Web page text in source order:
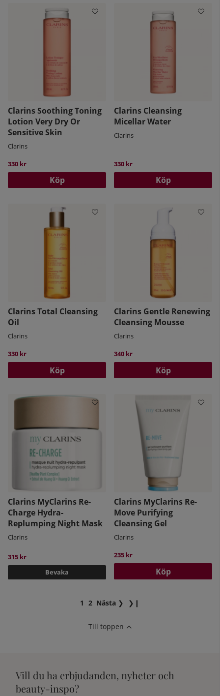
Clarins Soothing Toning
Lotion Very Dry Or
Sensitive Skin
Clarins
330 kr
Köp
Clarins Cleansing
Micellar Water
Clarins
330 kr
Köp
Clarins Total Cleansing
Oil
Clarins
330 kr
Köp
Clarins Gentle Renewing
Cleansing Mousse
Clarins
340 kr
Köp
Clarins MyClarins Re-
Charge Hydra-
Replumping Night Mask
Clarins
315 kr
Bevaka
Clarins MyClarins Re-
Move Purifying
Cleansing Gel
Clarins
235 kr
Köp
1 2 Nästa ❯ ❯❙
Till toppen
Vill du ha erbjudanden, nyheter och
beauty-inspo?